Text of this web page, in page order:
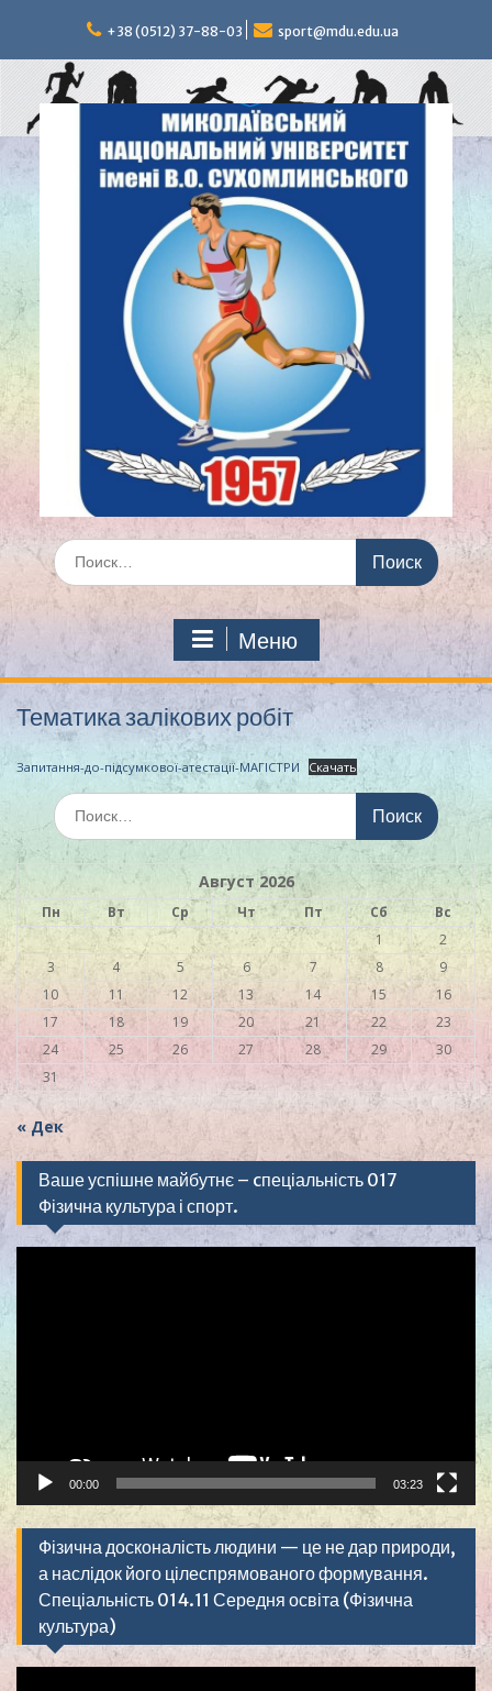
содержимому
+38 (0512) 37-88-03 sport@mdu.edu.ua
Искать:
Меню
Тематика залікових робіт
Запитання-до-підсумкової-атестації-МАГІСТРИ Скачать
Искать:
Август 2026
Пн Вт Ср Чт Пт Сб
Вс
1
2
3
4 5 6 7 8
9
10
11 12 13 14 15
16
17
18 19 20 21 22
23
24
25 26 27 28 29
30
31
« Дек
Ваше успішне майбутнє – cпеціальність 017
Фізична культура і спорт.
00:00 03:23
Фізична досконалість людини — це не дар природи,
а наслідок його цілеспрямованого формування.
Спеціальність 014.11 Середня освіта (Фізична
культура)